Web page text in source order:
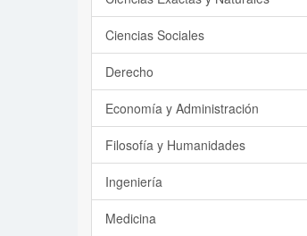
Ciencias Sociales
Derecho
Economía y Administración
Filosofía y Humanidades
Ingeniería
Medicina